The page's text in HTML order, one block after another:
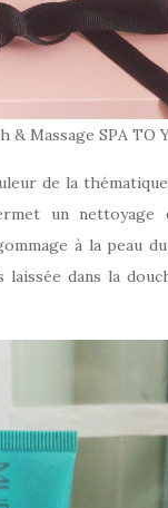
& Massage SPA TO
de la
un
à la peau
dans la